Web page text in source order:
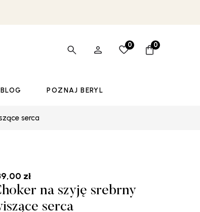
0 0
BLOG POZNAJ BERYL
serca
zł
na szyję srebrny
serca